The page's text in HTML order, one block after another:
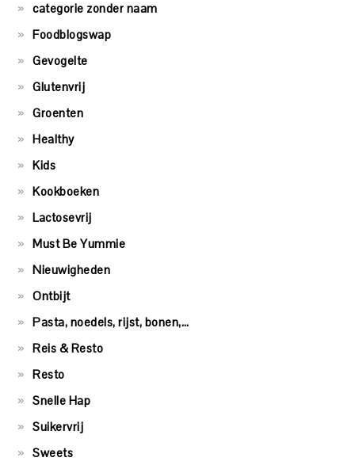
categorie zonder naam
Foodblogswap
Gevogelte
Glutenvrij
Groenten
Healthy
Kids
Kookboeken
Lactosevrij
Must Be Yummie
Nieuwigheden
Ontbijt
Pasta, noedels, rijst, bonen,…
Reis & Resto
Resto
Snelle Hap
Suikervrij
Sweets